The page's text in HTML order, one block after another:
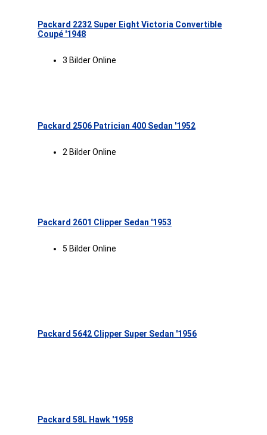
Packard 2232 Super Eight Victoria Convertible
Coupé '1948
3 Bilder Online
Packard 2506 Patrician 400 Sedan '1952
2 Bilder Online
Packard 2601 Clipper Sedan '1953
5 Bilder Online
Packard 5642 Clipper Super Sedan '1956
Packard 58L Hawk '1958